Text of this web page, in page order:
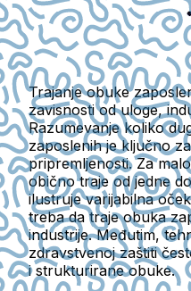
Trajanje obuke
zavisnosti od uloge,
Razumevanje koliko
zaposlenih je ključno
pripremljenosti. Za
obično traje od jedne
ilustruje varijabilna
treba da traje obuka
industrije. Međutim,
zdravstvenoj zaštiti
i strukturirane obuke.